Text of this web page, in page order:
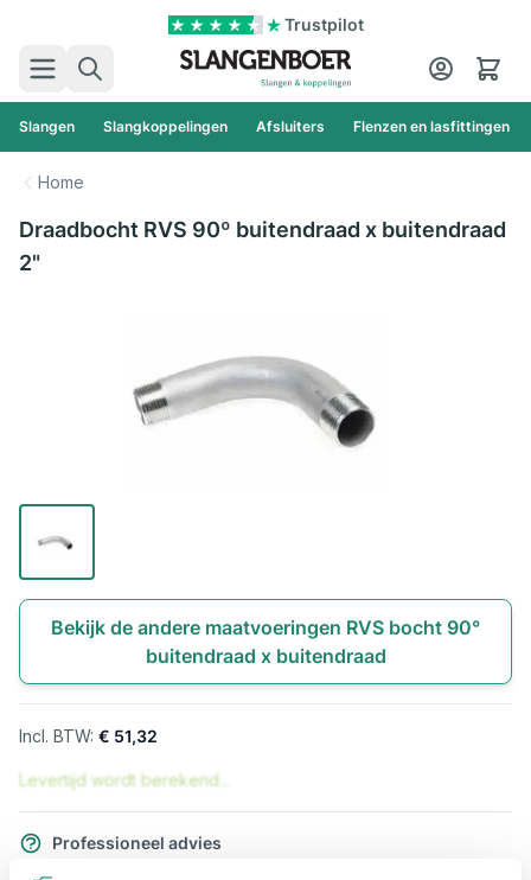
Trustpilot
Zoek
Cart
Slangen Slangkoppelingen Afsluiters Flenzen en lasfittingen
Home
Draadbocht RVS 90º buitendraad x buitendraad
2"
Bekijk de andere maatvoeringen RVS bocht 90°
buitendraad x buitendraad
€ 51,32
Levertijd wordt berekend...
Professioneel advies